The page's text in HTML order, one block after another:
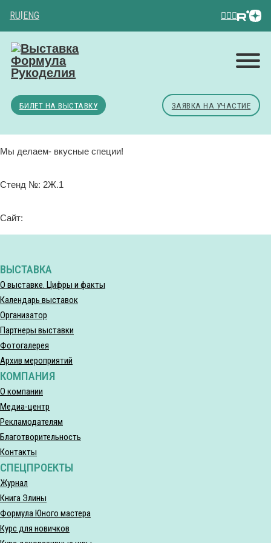
RU ENG
БИЛЕТ НА ВЫСТАВКУ ЗАЯВКА НА УЧАСТИЕ
Мы делаем- вкусные специи!
Стенд №: 2Ж.1
Сайт:
ВЫСТАВКА
О выставке. Цифры и факты
Календарь выставок
Организатор
Партнеры выставки
Фотогалерея
Архив мероприятий
КОМПАНИЯ
О компании
Медиа-центр
Рекламодателям
Благотворительность
Контакты
СПЕЦПРОЕКТЫ
Журнал
Книга Элины
Формула Юного мастера
Курс для новичков